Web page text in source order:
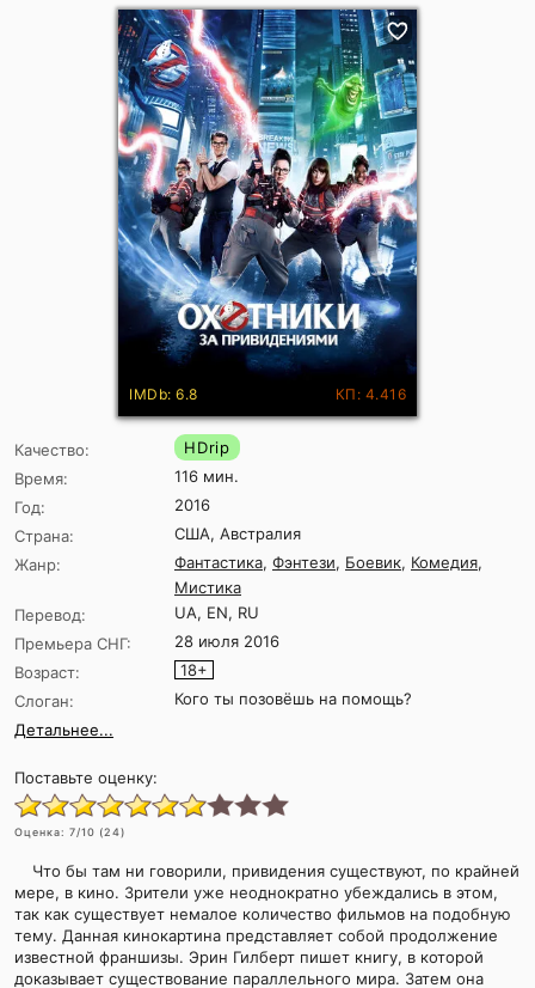
IMDb: 6.8 КП: 4.416
Качество:
HDrip
Время:
116 мин.
Год:
2016
Страна:
США, Австралия
Жанр:
Фантастика, Фэнтези, Боевик, Комедия,
Мистика
Перевод:
UA, EN, RU
Премьера СНГ:
28 июля 2016
Возраст:
18+
Слоган:
Кого ты позовёшь на помощь?
Детальнее...
Поставьте оценку:
Оценка: 7/10 (24)
Что бы там ни говорили, привидения существуют, по крайней
мере, в кино. Зрители уже неоднократно убеждались в этом,
так как существует немалое количество фильмов на подобную
тему. Данная кинокартина представляет собой продолжение
известной франшизы. Эрин Гилберт пишет книгу, в которой
доказывает существование параллельного мира. Затем она